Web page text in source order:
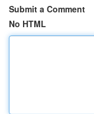
Submit a Comment
No HTML